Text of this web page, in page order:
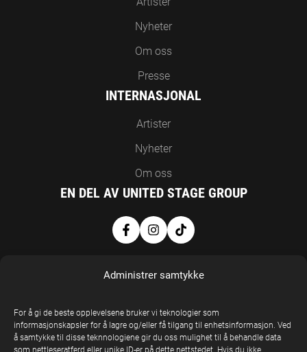
Administrer samtykke
For å gi de beste opplevelsene bruker vi teknologier som
informasjonskapsler for å lagre og/eller få tilgang til enhetsinformasjon. Ved
å samtykke til disse teknnologiene gir du oss mulighet til å behandle data
som nettleseratferd eller unike ID-er på dette nettstedet. Hvis du ikke
Nyheter
Om oss
Presse
INTERNASJONAL
Artister
Nyheter
Om oss
EN DEL AV UNITED STAGE GROUP
United Stage